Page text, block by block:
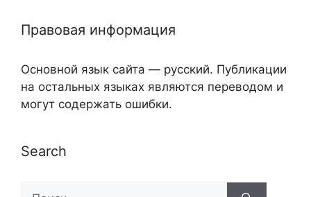
Правовая информация
Основной язык сайта — русский. Публикации
на остальных языках являются переводом и
могут содержать ошибки.
Search